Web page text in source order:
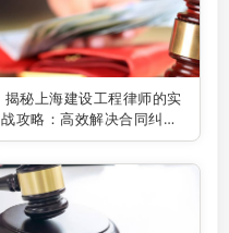
揭秘上海建设工程律师的实
战攻略：高效解决合同纠纷
的秘诀